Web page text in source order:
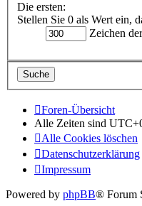
Die ersten:
Stellen Sie 0 als Wert ein,
Zeichen
Foren-Übersicht
Alle Zeiten sind
Alle Cookies löschen
Datenschutzerklärung
Impressum
Powered by phpBB® Forum